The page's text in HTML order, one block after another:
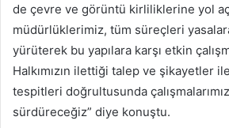
de çevre ve görüntü kirliliklerine yol
müdürlüklerimiz, tüm süreçleri
yürüterek bu yapılara karşı etkin
Halkımızın ilettiği talep ve şikayetler
tespitleri doğrultusunda
sürdüreceğiz” diye konuştu.